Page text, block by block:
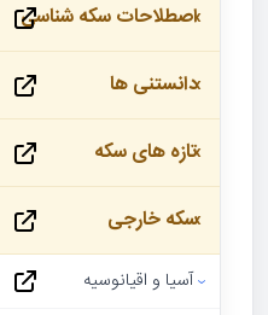
اصطلاحات سکه شناسی
دانستنی ها
تازه های سکه
سکه خارجی
آسیا و اقیانوسیه